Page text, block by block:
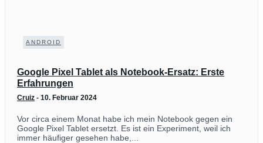
ANDROID
Google Pixel Tablet als Notebook-Ersatz: Erste
Erfahrungen
Cruiz - 10. Februar 2024
Vor circa einem Monat habe ich mein Notebook gegen ein
Google Pixel Tablet ersetzt. Es ist ein Experiment, weil ich
immer häufiger gesehen habe,...